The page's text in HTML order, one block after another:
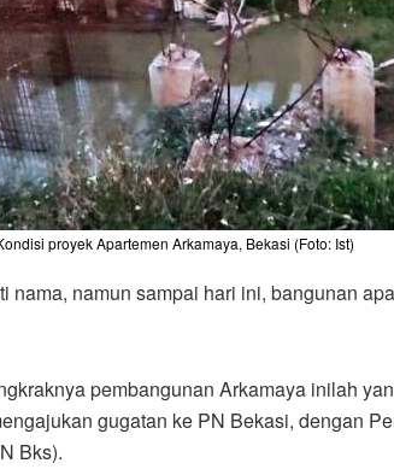
proyek Apartemen Arkamaya, Bekasi (Foto: Ist)
nama, namun sampai hari ini, bangunan
pembangunan Arkamaya inilah
gugatan ke PN Bekasi, dengan
Bks).